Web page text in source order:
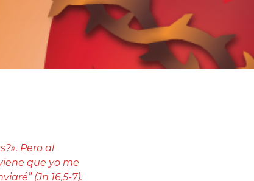
Pero al
que yo me
(Jn 16,5-7).